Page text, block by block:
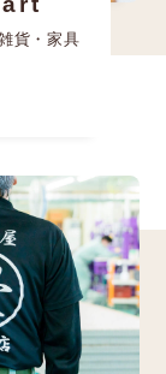
貨・家具